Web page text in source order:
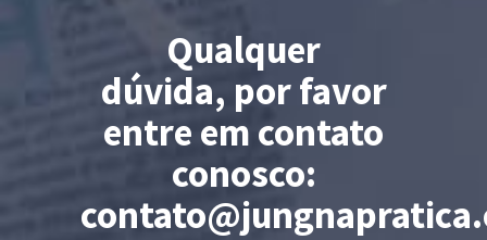
Qualquer
dúvida, por favor
entre em contato
conosco: